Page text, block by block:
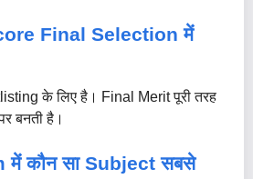
Final Selection में
के लिए है। Final Merit पूरी तरह
बनती है।
में कौन सा Subject सबसे